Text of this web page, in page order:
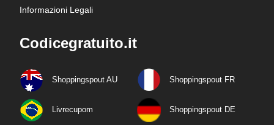
Informazioni Legali
Codicegratuito.it
Shoppingspout AU Shoppingspout FR
Livrecupom Shoppingspout DE